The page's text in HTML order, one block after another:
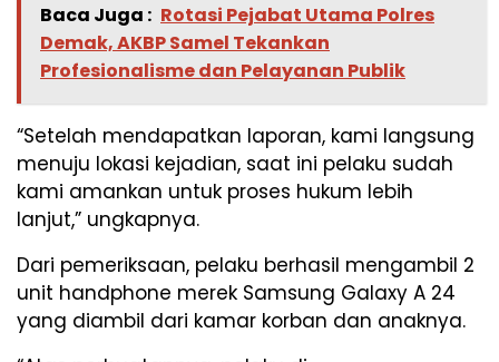
Baca Juga : Rotasi Pejabat Utama Polres
Demak, AKBP Samel Tekankan
Profesionalisme dan Pelayanan Publik
“Setelah mendapatkan laporan, kami langsung
menuju lokasi kejadian, saat ini pelaku sudah
kami amankan untuk proses hukum lebih
lanjut,” ungkapnya.
Dari pemeriksaan, pelaku berhasil mengambil 2
unit handphone merek Samsung Galaxy A 24
yang diambil dari kamar korban dan anaknya.